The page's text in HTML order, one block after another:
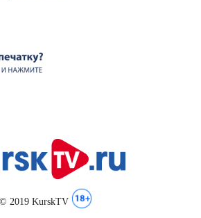
© 2019 KurskTV